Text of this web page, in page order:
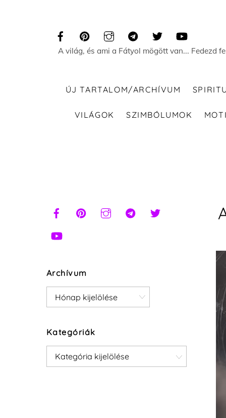
A világ, és ami a Fátyol mögött van... Fedezd
ÚJ TARTALOM/ARCHÍVUM
VILÁGOK SZIMBÓLUMOK
Archívum
Archívum
Kategóriák
Kategóriák